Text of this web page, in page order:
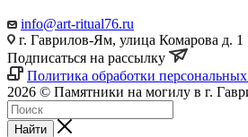
info@art-ritual76.ru
г. Гаврилов-Ям, улица Комарова д. 1
Подписаться на рассылку
Политика обработки
2026 © Памятники на могилу в г.
Найти